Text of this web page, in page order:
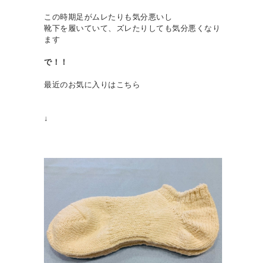
この時期足がムレたりも気分悪いし
靴下を履いていて、ズレたりしても気分悪くなり
ます
で！！
最近のお気に入りはこちら
↓